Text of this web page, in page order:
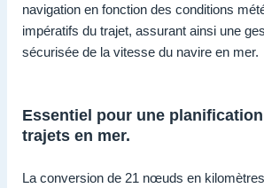
navigation en fonction des conditions
impératifs du trajet, assurant ainsi une
sécurisée de la vitesse du navire en mer.
Essentiel pour une
trajets en mer.
La conversion de 21 nœuds en